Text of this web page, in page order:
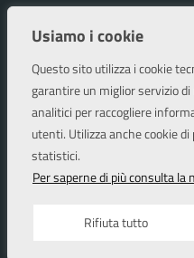
Usiamo i cookie
Questo sito utilizza i cookie
garantire un miglior servizio
analitici per raccogliere
utenti. Utilizza anche cookie
statistici.
Per saperne di più consulta
Rifiuta tutto
Attuazione misure PNRR
Piano di miglioramento del sito
SEGUICI SU
Facebook Instagram